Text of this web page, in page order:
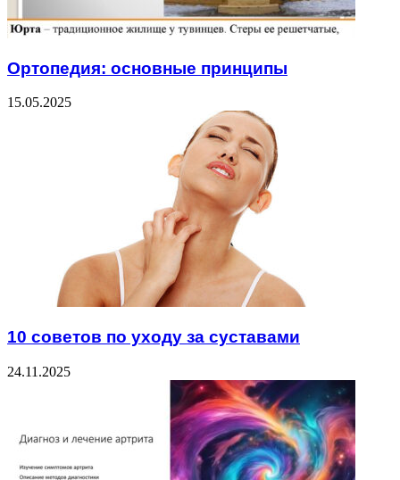
Ортопедия: основные принципы
15.05.2025
10 советов по уходу за суставами
24.11.2025